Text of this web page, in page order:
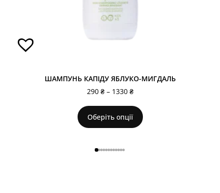
ШАМПУНЬ КАПІДУ ЯБЛУКО-МИГДАЛЬ
290 ₴ – 1330 ₴
Оберіть опції